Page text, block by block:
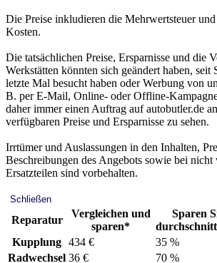
Die Preise inkludieren die Mehrwertsteuer
Kosten.
Die tatsächlichen Preise, Ersparnisse und die
Werkstätten könnten sich geändert haben, seit
letzte Mal besucht haben oder Werbung von
B. per E-Mail, Online- oder Offline-
daher immer einen Auftrag auf autobutler.de
verfügbaren Preise und Ersparnisse zu sehen.
Irrtümer und Auslassungen in den Inhalten,
Beschreibungen des Angebots sowie bei nicht
Ersatzteilen sind vorbehalten.
Schließen
Reparatur
Vergleichen und
sparen*
Sparen
Kupplung 434 € 35 %
Radwechsel 36 € 70 %